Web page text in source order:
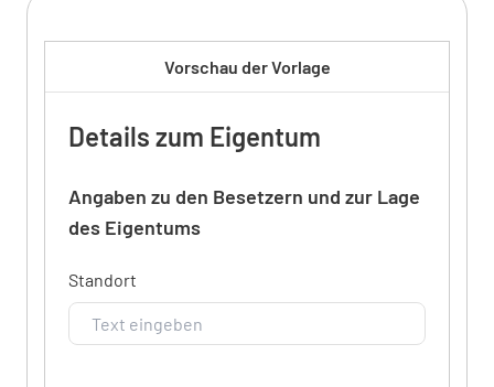
Vorschau der Vorlage
Details zum Eigentum
Angaben zu den Besetzern und zur Lage
des Eigentums
Standort